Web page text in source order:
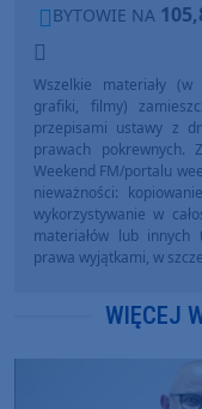
BYTOWIE NA
Wszelkie materiały
grafiki, filmy)
przepisami ustawy z
prawach pokrewnych.
Weekend FM/portalu
nieważności:
wykorzystywanie w
materiałów lub
prawa wyjątkami, w
WIĘCEJ